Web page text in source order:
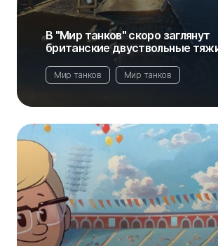
В "Мир танков" скоро заглянут
британские двуствольные
Мир танков Мир танков